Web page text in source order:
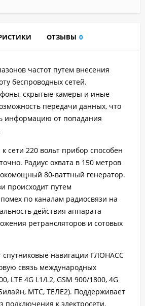
ОТЗЫВЫ 0
частот путем внесения
беспроводных сетей.
скрытые камеры и иные
передачи данных, что
информацию от попадания
сети 220 вольт прибор способен
Радиус охвата в 150 метров
80-ваттный генератор.
происходит путем
по каналам радиосвязи на
действия аппарата
ретрансляторов и сотовых
спутниковые навигации ГЛОНАСС
связь международных
LTE 4G L1/L2, GSM 900/1800, 4G
МТС, ТЕЛЕ2). Поддерживает
подключения к электросети.